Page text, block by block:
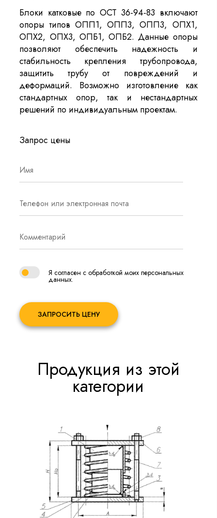
Блоки катковые по ОСТ 36-94-83 включают
опоры типов ОПП1, ОПП3, ОПП3, ОПХ1,
ОПХ2, ОПХ3, ОПБ1, ОПБ2. Данные опоры
позволяют обеспечить надежность и
стабильность крепления трубопровода,
защитить трубу от повреждений и
деформаций. Возможно изготовление как
стандартных опор, так и нестандартных
решений по индивидуальным проектам.
Запрос цены
Я согласен с обработкой моих персональных
данных.
ЗАПРОСИТЬ ЦЕНУ
Продукция из этой
категории